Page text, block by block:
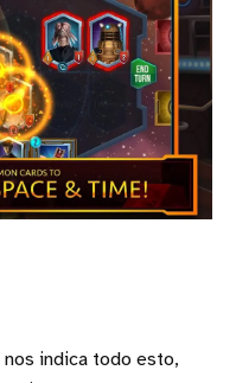
indica todo esto,